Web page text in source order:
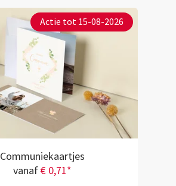
Actie tot 15-08-2026
Communiekaartjes
vanaf€ 0,71*